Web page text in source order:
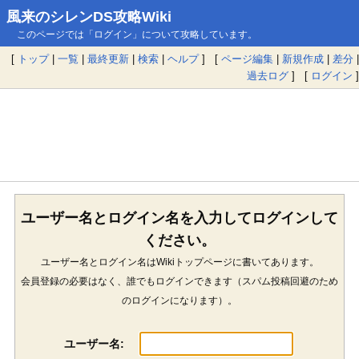
風来のシレンDS攻略Wiki
このページでは「ログイン」について攻略しています。
[ トップ| 一覧 | 最終更新 | 検索 | ヘルプ] [ ページ編集 | 新規作成 | 差分 |
過去ログ ] [ ログイン ]
ユーザー名とログイン名を入力してログインして
ください。
ユーザー名とログイン名はWikiトップページに書いてあります。
会員登録の必要はなく、誰でもログインできます（スパム投稿回避のため
のログインになります）。
ユーザー名: